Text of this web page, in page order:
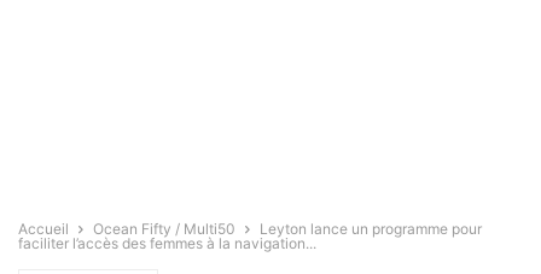
Accueil Ocean Fifty / Multi50
Leyton lance un programme pour
faciliter l’accès des femmes à la navigation...